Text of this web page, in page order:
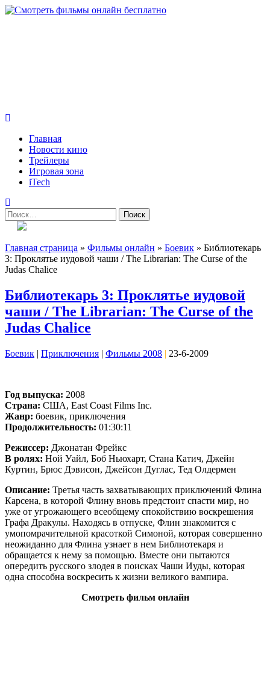
Skip
Главная
Новости кино
Трейлеры
Игровая зона
iTech
Найти:
Главная страница » Фильмы онлайн » Боевик » Библиотекарь
3: Проклятье иудовой чаши / The Librarian: The Curse of the
Judas Chalice
Библиотекарь 3: Проклятье иудовой
чаши / The Librarian: The Curse of the
Judas Chalice
Боевик | Приключения | Фильмы 2008 | 23-6-2009
Год выпуска: 2008
Страна: США, East Coast Films Inc.
Жанр: боевик, приключения
Продолжительность: 01:30:11
Режиссер: Джонатан Фрейкс
В ролях: Ной Уайл, Боб Ньюхарт, Стана Катич, Джейн
Куртин, Брюс Дэвисон, Джейсон Дуглас, Тед Олдермен
Описание: Третья часть захватывающих приключений Флина
Карсена, в которой Флину вновь предстоит спасти мир, но
уже от угрожающего всеобщему спокойствию воскрешения
Графа Дракулы. Находясь в отпуске, Флин знакомится с
умопомрачительной красоткой Симоной, которая совершенно
неожиданно для Флина узнает в нем Библиотекаря и
обращается к нему за помощью. Вместе они пытаются
опередить русского злодея в поисках Чаши Иуды, которая
одна способна воскресить к жизни великого вампира.
Смотреть фильм онлайн